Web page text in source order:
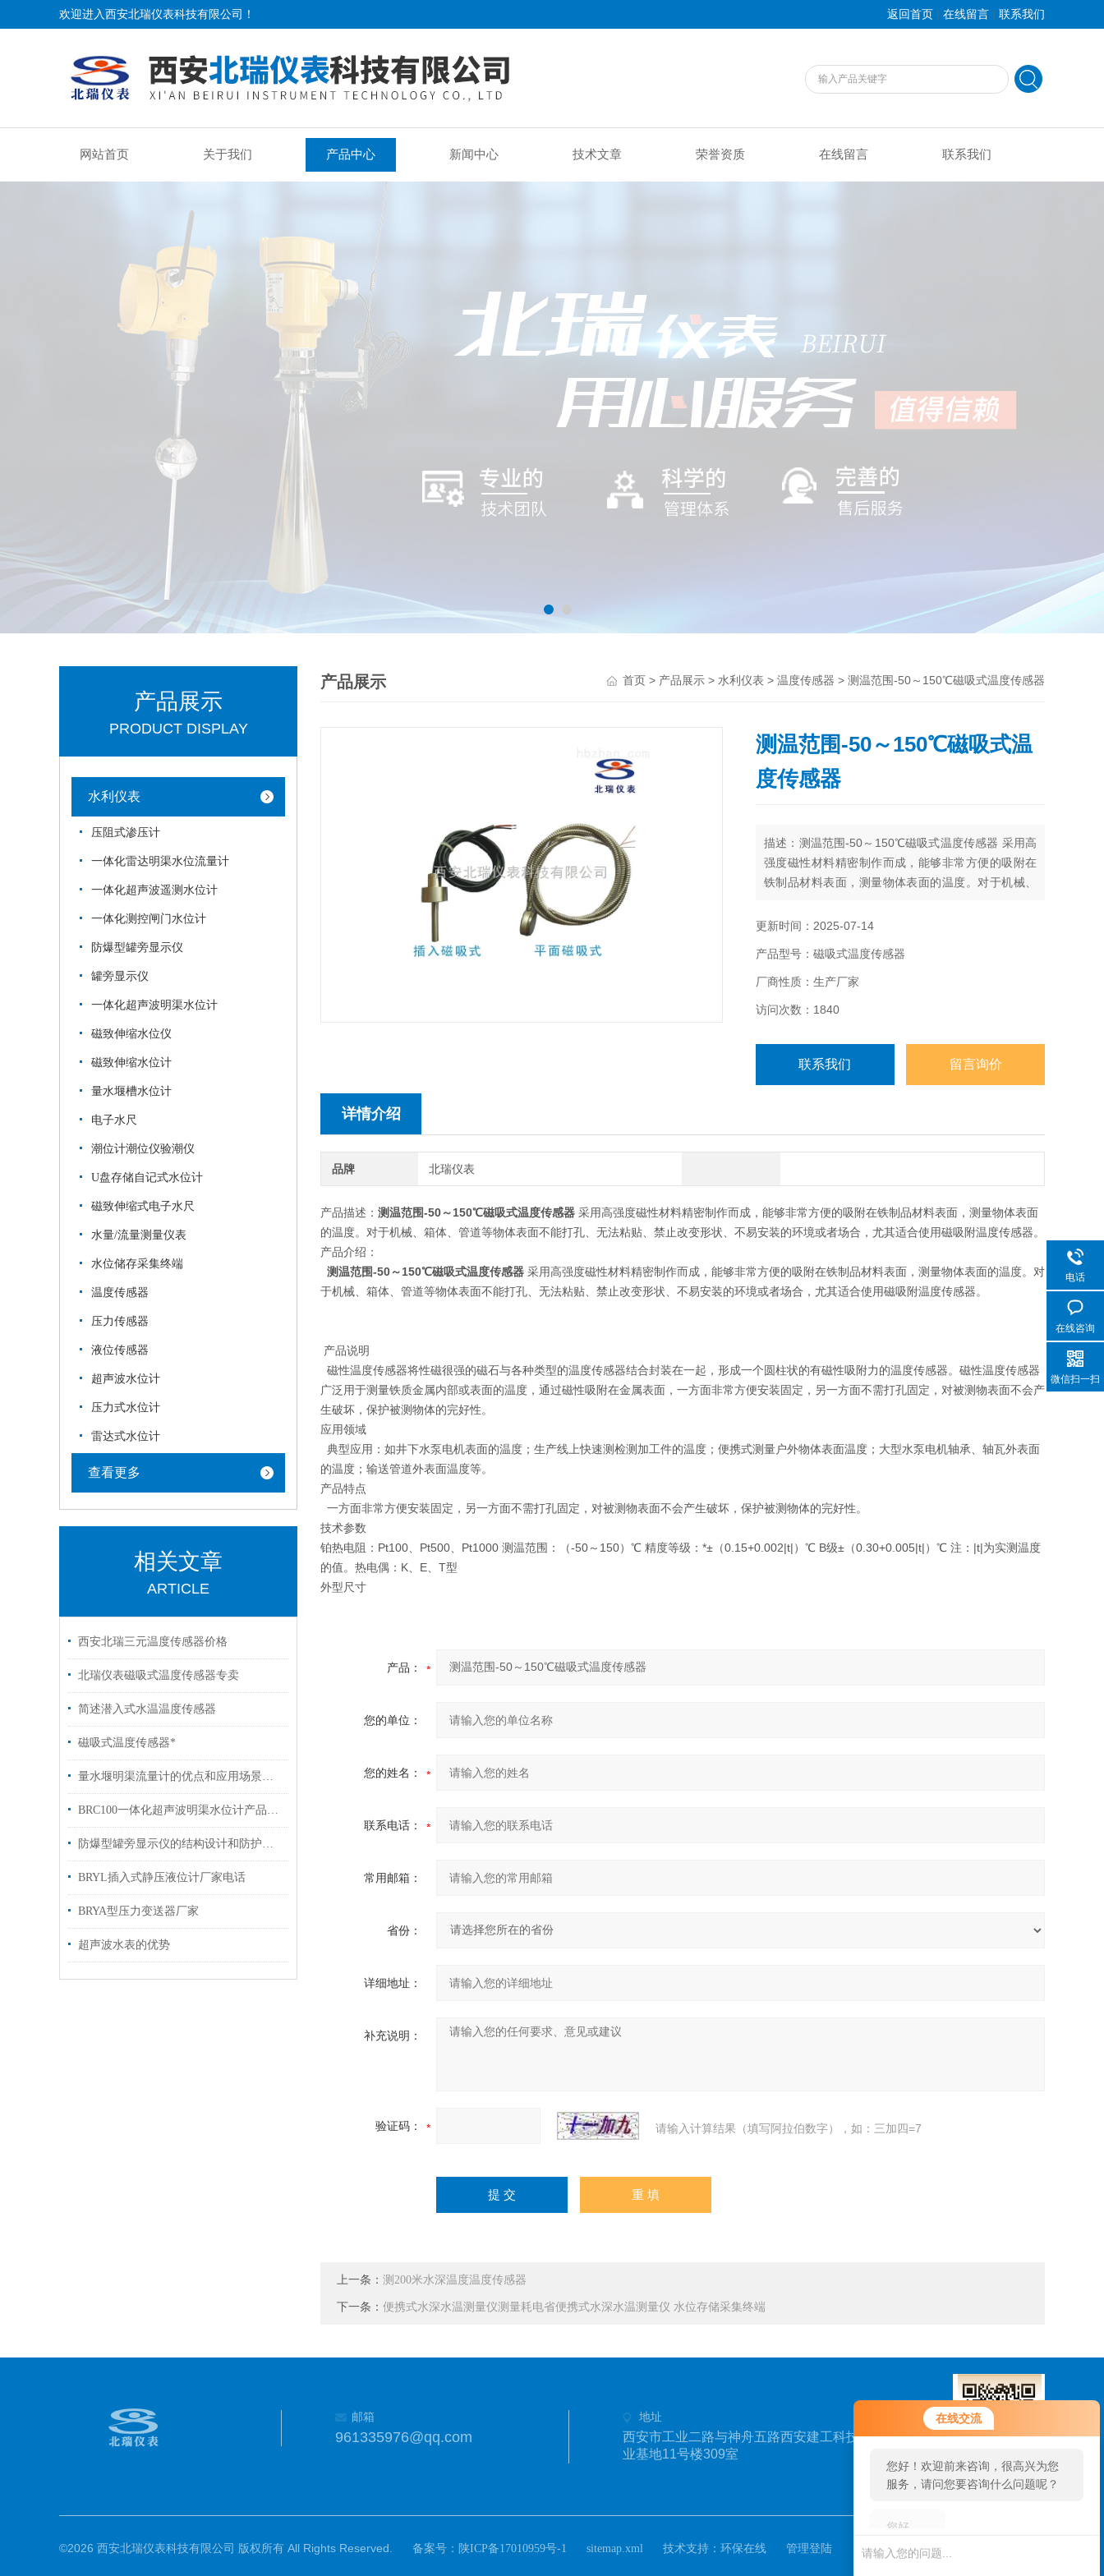
在线交流
您好！欢迎前来咨询，很高兴为您
服务，请问您要咨询什么问题呢？
您好，看您停留很久了，是否找到
了需求产品，您可以直接在线与我
欢迎进入西安北瑞仪表科技有限公司！ 返回首页 | 在线留言 | 联系我们
网站首页 关于我们 产品中心 新闻中心 技术文章 荣誉资质 在线留言 联系我们
产品展示
PRODUCT DISPLAY
水利仪表
压阻式渗压计
一体化雷达明渠水位流量计
一体化超声波遥测水位计
一体化测控闸门水位计
防爆型罐旁显示仪
罐旁显示仪
一体化超声波明渠水位计
磁致伸缩水位仪
磁致伸缩水位计
量水堰槽水位计
电子水尺
潮位计潮位仪验潮仪
U盘存储自记式水位计
磁致伸缩式电子水尺
水量/流量测量仪表
水位储存采集终端
温度传感器
压力传感器
液位传感器
超声波水位计
压力式水位计
雷达式水位计
查看更多
相关文章
ARTICLE
西安北瑞三元温度传感器价格
北瑞仪表磁吸式温度传感器专卖
简述潜入式水温温度传感器
磁吸式温度传感器*
量水堰明渠流量计的优点和应用场景分析
BRC100一体化超声波明渠水位计产品价格
防爆型罐旁显示仪的结构设计和防护措施探讨
BRYL插入式静压液位计厂家电话
BRYA型压力变送器厂家
超声波水表的优势
产品展示 首页 > 产品展示 > 水利仪表 > 温度传感器 > 测温范围-50～150℃磁吸式温度传感器
测温范围-50～150℃磁吸式温
度传感器
描述：测温范围-50～150℃磁吸式温度传感器 采用高
强度磁性材料精密制作而成，能够非常方便的吸附在
铁制品材料表面，测量物体表面的温度。对于机械、
变形状、不易安装的环境或者场合，尤其适合使用磁
更新时间：2025-07-14
产品型号：磁吸式温度传感器
厂商性质：生产厂家
访问次数：1840
联系我们 留言询价
详情介绍
品牌 北瑞仪表
产品描述： 测温范围-50～150℃磁吸式温度传感器 采用高强度磁性材料精密制作而成，能够非常方便的吸附在铁制品材料表面，测量物体表面
的温度。对于机械、箱体、管道等物体表面不能打孔、无法粘贴、禁止改变形状、不易安装的环境或者场合，尤其适合使用磁吸附温度传感器。
产品介绍：
测温范围-50～150℃磁吸式温度传感器 采用高强度磁性材料精密制作而成，能够非常方便的吸附在铁制品材料表面，测量物体表面的温度。对
于机械、箱体、管道等物体表面不能打孔、无法粘贴、禁止改变形状、不易安装的环境或者场合，尤其适合使用磁吸附温度传感器。
产品说明
磁性温度传感器将性磁很强的磁石与各种类型的温度传感器结合封装在一起，形成一个圆柱状的有磁性吸附力的温度传感器。磁性温度传感器
广泛用于测量铁质金属内部或表面的温度，通过磁性吸附在金属表面，一方面非常方便安装固定，另一方面不需打孔固定，对被测物表面不会产
生破坏，保护被测物体的完好性。
应用领域
典型应用：如井下水泵电机表面的温度；生产线上快速测检测加工件的温度；便携式测量户外物体表面温度；大型水泵电机轴承、轴瓦外表面
的温度；输送管道外表面温度等。
产品特点
一方面非常方便安装固定，另一方面不需打孔固定，对被测物表面不会产生破坏，保护被测物体的完好性。
技术参数
铂热电阻：Pt100、Pt500、Pt1000 测温范围：（-50～150）℃ 精度等级：*±（0.15+0.002|t|）℃ B级±（0.30+0.005|t|）℃ 注：|t|为实测温度
的值。热电偶：K、E、T型
外型尺寸
产品：
您的单位：
您的姓名：
联系电话：
常用邮箱：
省份：
详细地址：
补充说明：
验证码： 请输入计算结果（填写阿拉伯数字），如：三加四=7
上一条： 测200米水深温度温度传感器
下一条： 便携式水深水温测量仪测量耗电省便携式水深水温测量仪 水位存储采集终端
邮箱
961335976@qq.com
地址
西安市工业二路与神舟五路西安建工科技创
业基地11号楼309室
扫一扫，关注我们
©2026 西安北瑞仪表科技有限公司 版权所有 All Rights Reserved. 备案号： 陕ICP备17010959号-1 sitemap.xml 技术支持： 环保在线 管理登陆
电话
在线咨询
微信扫一扫